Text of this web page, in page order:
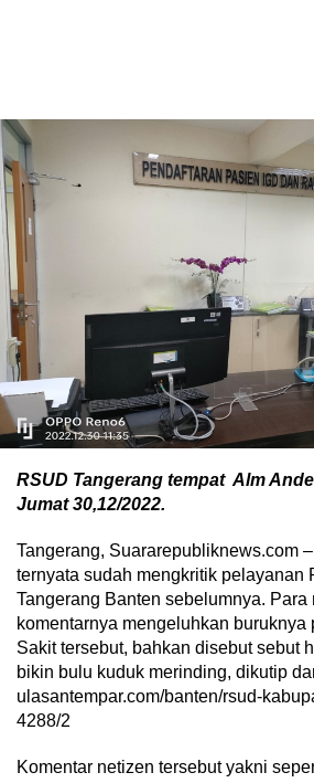
RSUD Tangerang tempat Alm
Jumat 30,12/2022.
Tangerang, Suararepubliknews.com
ternyata sudah mengkritik pelayanan
Tangerang Banten sebelumnya. Para
komentarnya mengeluhkan buruknya
Sakit tersebut, bahkan disebut sebut
bikin bulu kuduk merinding, dikutip
ulasantempar.com/banten/rsud-
4288/2
Komentar netizen tersebut yakni